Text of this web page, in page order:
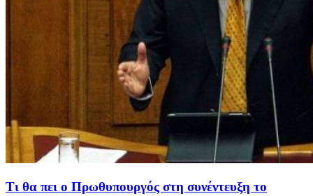
Τι θα πει ο Πρωθυπουργός στη συνέντευξη το